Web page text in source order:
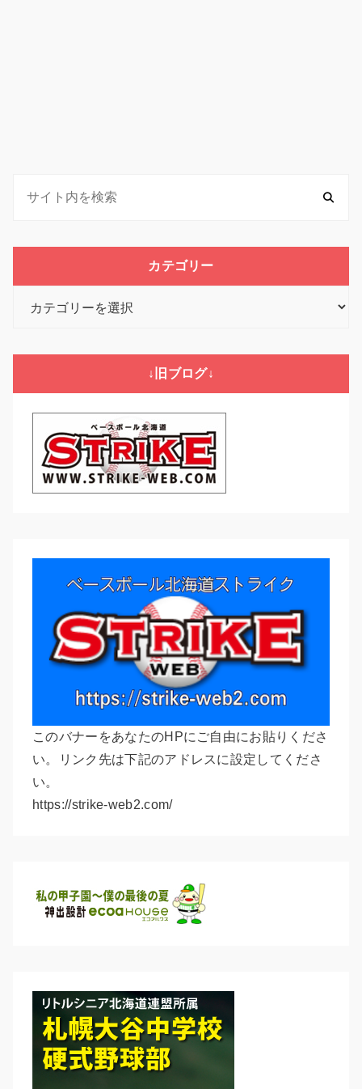
カテゴリー
↓旧ブログ↓
このバナーをあなたのHPにご自由にお貼りくださ
い。リンク先は下記のアドレスに設定してくださ
い。
https://strike-web2.com/